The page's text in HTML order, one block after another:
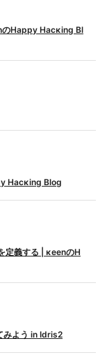
のHappy Hacκing Bl
Hacκing Blog
定義する | κeenのH
よう in Idris2